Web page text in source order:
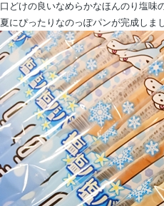
口どけの良いなめらかなほんのり塩味
夏にぴったりなのっぽパンが完成しま